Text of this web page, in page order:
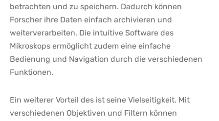
betrachten und zu speichern. Dadurch können
Forscher ihre Daten einfach archivieren und
weiterverarbeiten. Die intuitive Software des
Mikroskops ermöglicht​ zudem eine einfache
Bedienung und​ Navigation durch die verschiedenen
Funktionen.
Ein weiterer Vorteil des ist seine ​Vielseitigkeit. Mit
‍verschiedenen Objektiven und Filtern können